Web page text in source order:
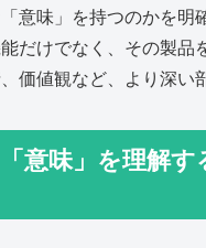
意味」を持つのかを明
だけでなく、その製品
価値観など、より深い
意味」を理解